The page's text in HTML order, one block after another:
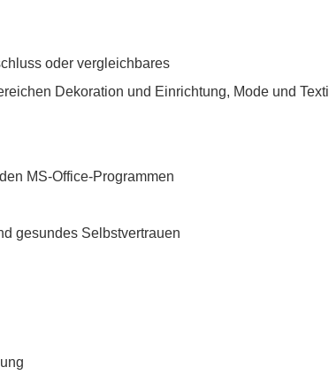
oder vergleichbares
Dekoration und Einrichtung, Mode und Textil
MS-Office-Programmen
gesundes Selbstvertrauen